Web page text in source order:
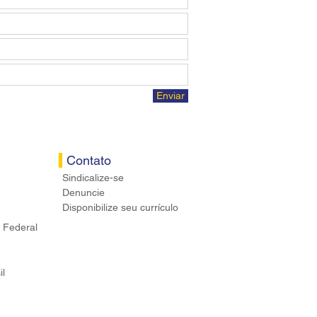
Enviar
Federal
Contato
Sindicalize-se
Denuncie
Disponibilize seu currículo